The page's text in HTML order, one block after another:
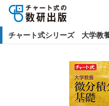
チャート式シリーズ 大学教